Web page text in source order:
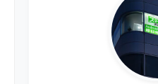
回路図・情報が少ない機
推測から故障箇所を絞り
た復旧を得意としている。
「メーカー修理不可」「
た端末でも、最後まで可